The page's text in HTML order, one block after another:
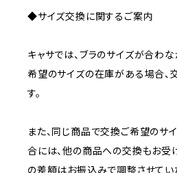
◆サイズ交換に関するご案内
キャサでは、ブラのサイズが合わ
希望のサイズの在庫がある場合、
す。
また、同じ商品で交換ご希望のサ
合には、他の商品への交換もお受
の差額はお振込みで調整させてい